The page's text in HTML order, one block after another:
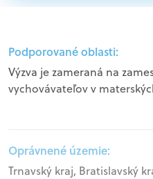
Podporované oblasti:
Výzva je zameraná na
vychovávateľov v
Oprávnené územie:
Trnavský kraj, Bratislavský